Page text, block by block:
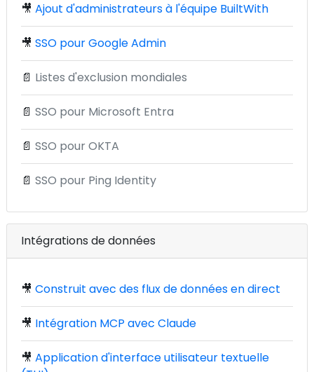
🎥 Ajout d'administrateurs à l'équipe BuiltWith
🎥 SSO pour Google Admin
📄 Listes d'exclusion mondiales
📄 SSO pour Microsoft Entra
📄 SSO pour OKTA
📄 SSO pour Ping Identity
Intégrations de données
🎥 Construit avec des flux de données en direct
🎥 Intégration MCP avec Claude
🎥 Application d'interface utilisateur textuelle